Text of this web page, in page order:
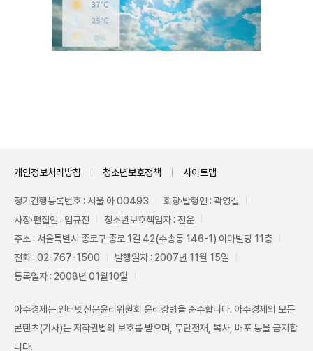
개인정보처리방침 청소년보호정책 사이트맵
정기간행등록번호 : 서울 아 00493
회장·발행인 : 곽영길
사장·편집인 : 임규진
청소년보호책임자 : 전운
주소 : 서울특별시 종로구 종로 1길 42(수송동 146-1) 이마빌딩 11층
전화 : 02-767-1500
발행일자 : 2007년 11월 15일
등록일자 : 2008년 01월10일
아주경제는 인터넷신문윤리위원회 윤리강령을 준수합니다. 아주경제의 모든
콘텐츠(기사)는 저작권법의 보호를 받으며, 무단전재, 복사, 배포 등을 금지합
니다.